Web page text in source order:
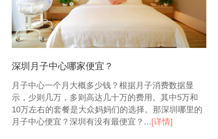
深圳月子中心哪家便宜？
月子中心一个月大概多少钱？根据月子消费数据显
示，少则几万，多则高达几十万的费用。其中5万和
10万左右的套餐是大众妈妈们的选择。那深圳哪里的
月子中心便宜？深圳有没有最便宜？...[详情]